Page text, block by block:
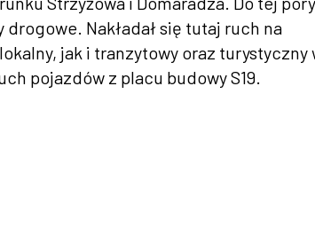
Nakładał się tutaj ruch na
jak i tranzytowy oraz turystyczny
pojazdów z placu budowy S19.